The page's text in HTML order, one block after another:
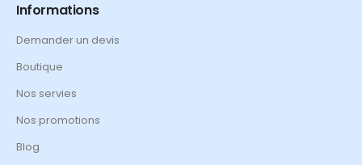
Informations
Demander un devis
Boutique
Nos servies
Nos promotions
Blog